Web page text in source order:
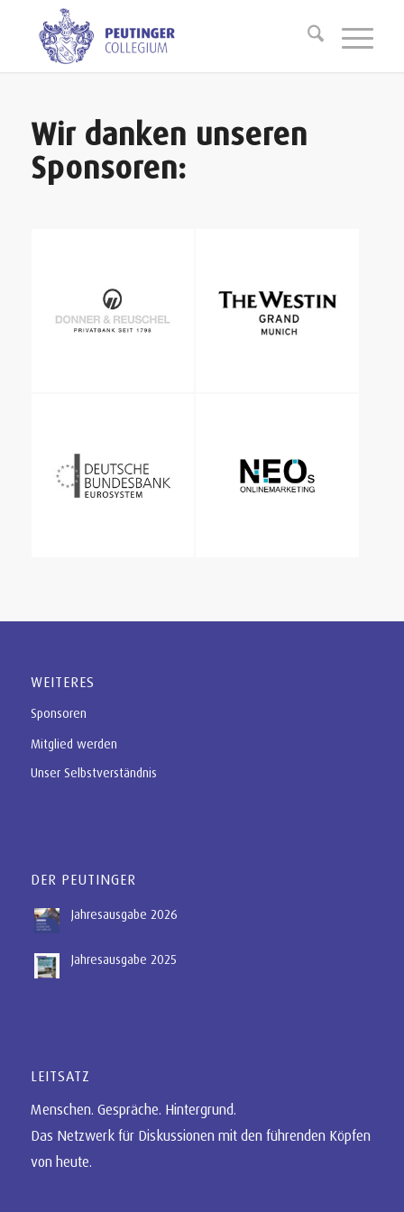
Wir danken unseren
Sponsoren:
WEITERES
Sponsoren
Mitglied werden
Unser Selbstverständnis
DER PEUTINGER
Jahresausgabe 2026
Jahresausgabe 2025
LEITSATZ
Menschen. Gespräche. Hintergrund.
Das Netzwerk für Diskussionen mit den führenden Köpfen
von heute.